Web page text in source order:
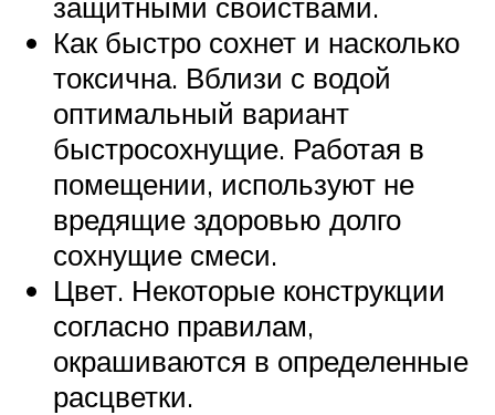
Как быстро сохнет и насколько
токсична. Вблизи с водой
оптимальный вариант
быстросохнущие. Работая в
помещении, используют не
вредящие здоровью долго
сохнущие смеси.
Цвет. Некоторые конструкции
согласно правилам,
окрашиваются в определенные
расцветки.